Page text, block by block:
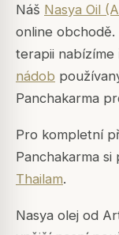
Náš Nasya Oil
online
terapii nabízíme
nádob
Panchakarma
Pro kompletní
Panchakarma
Thailam.
Nasya olej od